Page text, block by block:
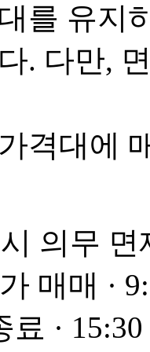
를 유지
. 다만,
격대에